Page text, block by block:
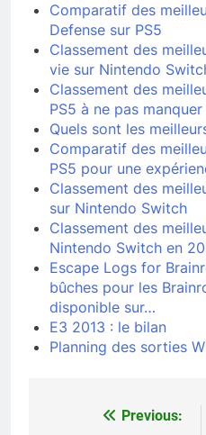
Comparatif des
Defense sur PS5
Classement des
vie sur Nintendo
Classement des
PS5 à ne pas manquer
Quels sont les
Comparatif des
PS5 pour une
Classement des
sur Nintendo Switch
Classement des
Nintendo Switch en
Escape Logs for
bûches pour les
disponible sur…
E3 2013 : le bilan
Planning des sorties
NavigationPrevious: